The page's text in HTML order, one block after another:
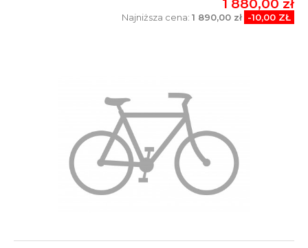
1 880,00 zł
Najniższa cena: 1 890,00 zł -10,00 ZŁ